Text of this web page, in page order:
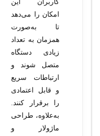
کاربران این
امکان را می‌دهد
تا به‌صورت
همزمان به تعداد
زیادی دستگاه
متصل شوند و
ارتباطات سریع
و قابل اعتمادی
را برقرار کنند.
به‌علاوه، طراحی
ماژولار و